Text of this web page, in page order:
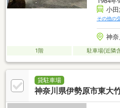
小
その他の
神
1階 駐車場(近隣
貸駐車場
神奈川県伊勢原市東大